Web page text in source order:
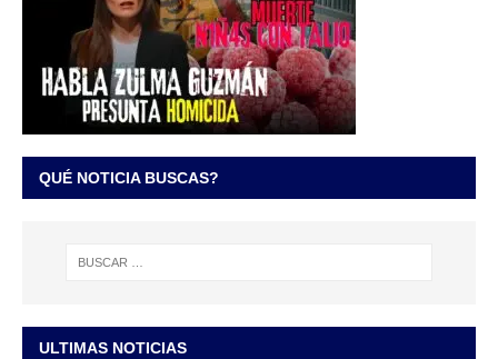
QUÉ NOTICIA BUSCAS?
ULTIMAS NOTICIAS